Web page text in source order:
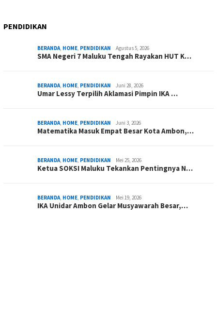
PENDIDIKAN
BERANDA, HOME, PENDIDIKAN Agustus 5, 2026
SMA Negeri 7 Maluku Tengah Rayakan HUT K…
BERANDA, HOME, PENDIDIKAN Juni 28, 2026
Umar Lessy Terpilih Aklamasi Pimpin IKA …
BERANDA, HOME, PENDIDIKAN Juni 3, 2026
Matematika Masuk Empat Besar Kota Ambon,…
BERANDA, HOME, PENDIDIKAN Mei 25, 2026
Ketua SOKSI Maluku Tekankan Pentingnya N…
BERANDA, HOME, PENDIDIKAN Mei 19, 2026
IKA Unidar Ambon Gelar Musyawarah Besar,…